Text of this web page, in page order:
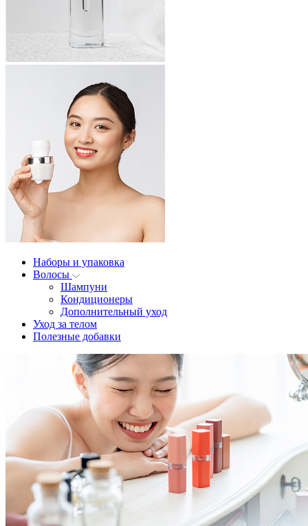
Наборы и упаковка
Волосы
Шампуни
Кондиционеры
Дополнительный уход
Уход за телом
Полезные добавки